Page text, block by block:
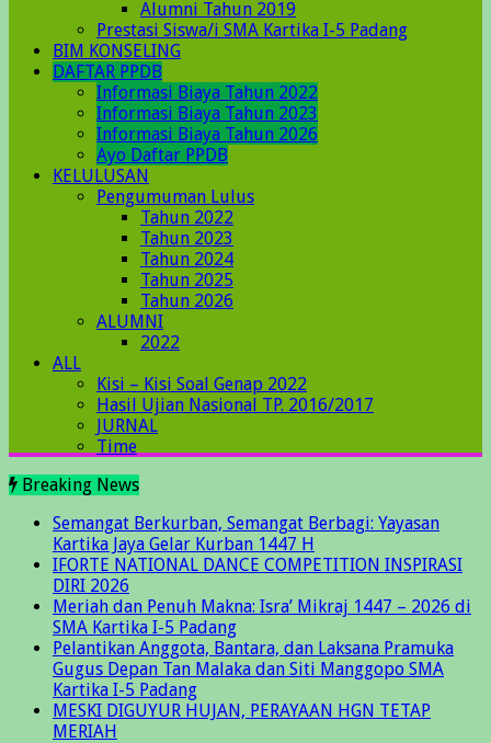
Alumni Tahun 2019
Prestasi Siswa/i SMA Kartika I-5 Padang
BIM KONSELING
DAFTAR PPDB
Informasi Biaya Tahun 2022
Informasi Biaya Tahun 2023
Informasi Biaya Tahun 2026
Ayo Daftar PPDB
KELULUSAN
Pengumuman Lulus
Tahun 2022
Tahun 2023
Tahun 2024
Tahun 2025
Tahun 2026
ALUMNI
2022
ALL
Kisi – Kisi Soal Genap 2022
Hasil Ujian Nasional TP. 2016/2017
JURNAL
Time
Breaking News
Semangat Berkurban, Semangat Berbagi: Yayasan
Kartika Jaya Gelar Kurban 1447 H
IFORTE NATIONAL DANCE COMPETITION INSPIRASI
DIRI 2026
Meriah dan Penuh Makna: Isra’ Mikraj 1447 – 2026 di
SMA Kartika I-5 Padang
Pelantikan Anggota, Bantara, dan Laksana Pramuka
Gugus Depan Tan Malaka dan Siti Manggopo SMA
Kartika I-5 Padang
MESKI DIGUYUR HUJAN, PERAYAAN HGN TETAP
MERIAH